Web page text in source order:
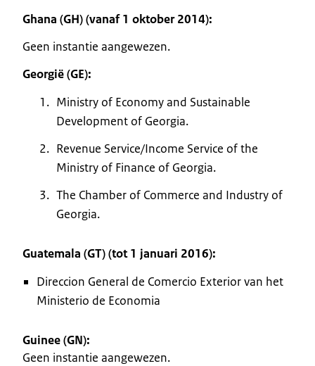
Ghana (GH) (vanaf 1 oktober 2014):
Geen instantie aangewezen.
Georgië (GE):
Ministry of Economy and Sustainable
Development of Georgia.
Revenue Service/Income Service of the
Ministry of Finance of Georgia.
The Chamber of Commerce and Industry of
Georgia.
Guatemala (GT) (tot 1 januari 2016):
Direccion General de Comercio Exterior van het
Ministerio de Economia
Guinee (GN):
Geen instantie aangewezen.